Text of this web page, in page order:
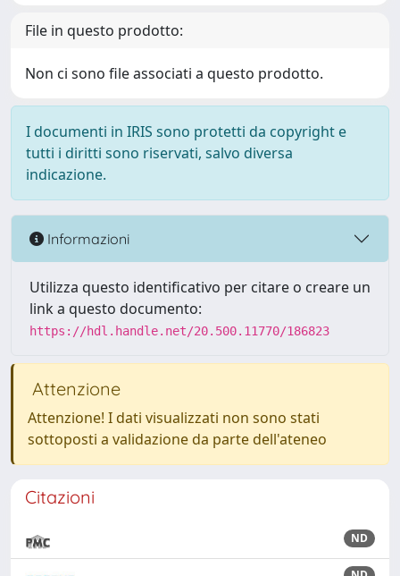
File in questo prodotto:
Non ci sono file associati a questo prodotto.
I documenti in IRIS sono protetti da copyright e
tutti i diritti sono riservati, salvo diversa
indicazione.
Informazioni
Utilizza questo identificativo per citare o creare un
link a questo documento:
https://hdl.handle.net/20.500.11770/186823
Attenzione
Attenzione! I dati visualizzati non sono stati
sottoposti a validazione da parte dell'ateneo
Citazioni
ND